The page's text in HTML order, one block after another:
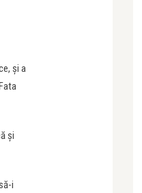
și a
și
i